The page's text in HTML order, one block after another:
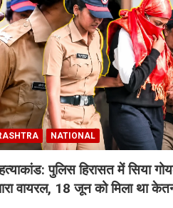
NATIONAL
पुलिस हिरासत में सिया
वायरल, 18 जून को मिला था